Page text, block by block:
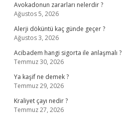
Avokadonun zararları nelerdir ?
Ağustos 5, 2026
Alerji döküntü kaç günde geçer ?
Ağustos 3, 2026
Acibadem hangi sigorta ile anlaşmalı ?
Temmuz 30, 2026
Ya kaşif ne demek ?
Temmuz 29, 2026
Kraliyet çayı nedir ?
Temmuz 27, 2026